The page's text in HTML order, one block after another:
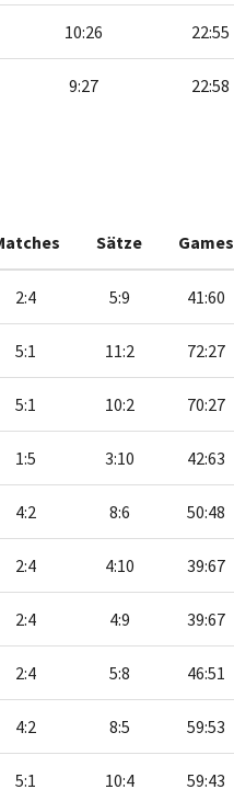
10:26 22:55
9:27 22:58
Sätze Games
2:4 5:9 41:60
5:1 11:2 72:27
5:1 10:2 70:27
1:5 3:10 42:63
4:2 8:6 50:48
2:4 4:10 39:67
2:4 4:9 39:67
2:4 5:8 46:51
4:2 8:5 59:53
5:1 10:4 59:43